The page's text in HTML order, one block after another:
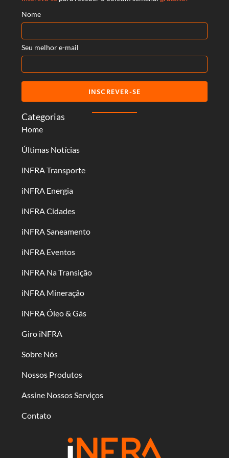
Categorias
Home
Últimas Notícias
iNFRA Transporte
iNFRA Energia
iNFRA Cidades
iNFRA Saneamento
iNFRA Eventos
iNFRA Na Transição
iNFRA Mineração
iNFRA Óleo & Gás
Giro iNFRA
Sobre Nós
Nossos Produtos
Assine Nossos Serviços
Contato
Nome
Seu melhor e-mail
INSCREVER-SE